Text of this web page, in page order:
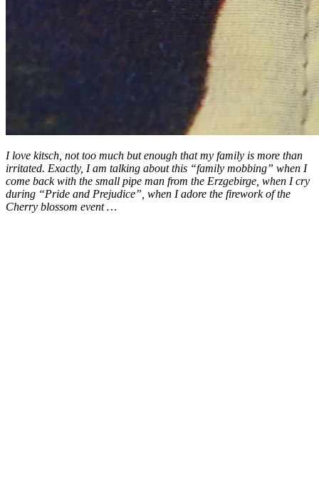
I love kitsch, not too much but enough that my family is more than
irritated. Exactly, I am talking about this “family mobbing” when I
come back with the small pipe man from the Erzgebirge, when I cry
during “Pride and Prejudice”, when I adore the firework of the
Cherry blossom event …